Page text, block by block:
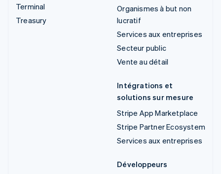
Terminal
Treasury
Organismes à but non
lucratif
Services aux entreprises
Secteur public
Vente au détail
Intégrations et
solutions sur mesure
Stripe App Marketplace
Stripe Partner Ecosystem
Services aux entreprises
Développeurs